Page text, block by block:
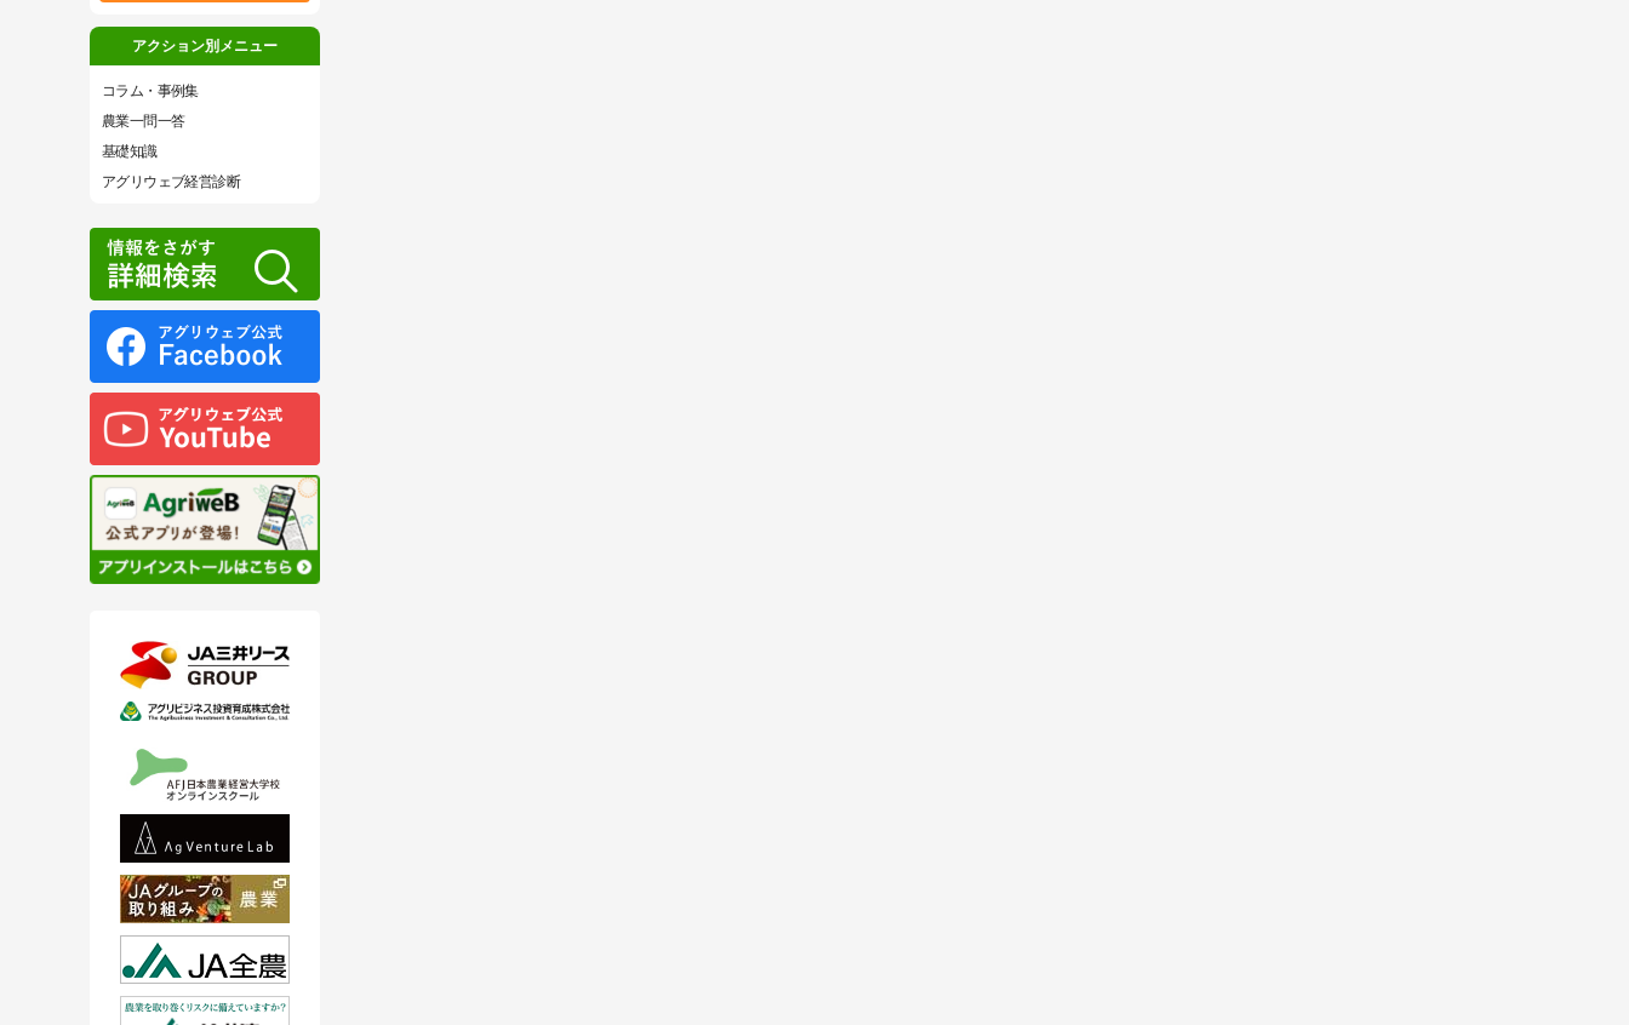
アクション別メニュー
コラム・事例集
農業一問一答
基礎知識
アグリウェブ経営診断